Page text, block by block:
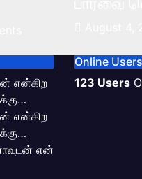
என்கிற
என்கிற
என்
Online
123 Users